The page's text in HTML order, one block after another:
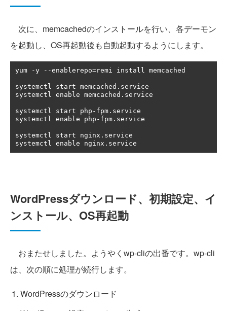
次に、memcachedのインストールを行い、各デーモン
を起動し、OS再起動後も自動起動するようにします。
yum -y --enablerepo=remi install memcached
systemctl start memcached . service
systemctl enable memcached . service
systemctl start php - fpm . service
systemctl enable php - fpm . service
systemctl start nginx . service
systemctl enable nginx . service
WordPressダウンロード、初期設定、イ
ンストール、OS再起動
おまたせしました。ようやくwp-cliの出番です。wp-cli
は、次の順に処理が続行します。
WordPressのダウンロード